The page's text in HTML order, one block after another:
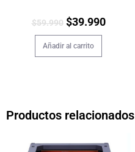
$59.990 $39.990
Añadir al carrito
Productos relacionados